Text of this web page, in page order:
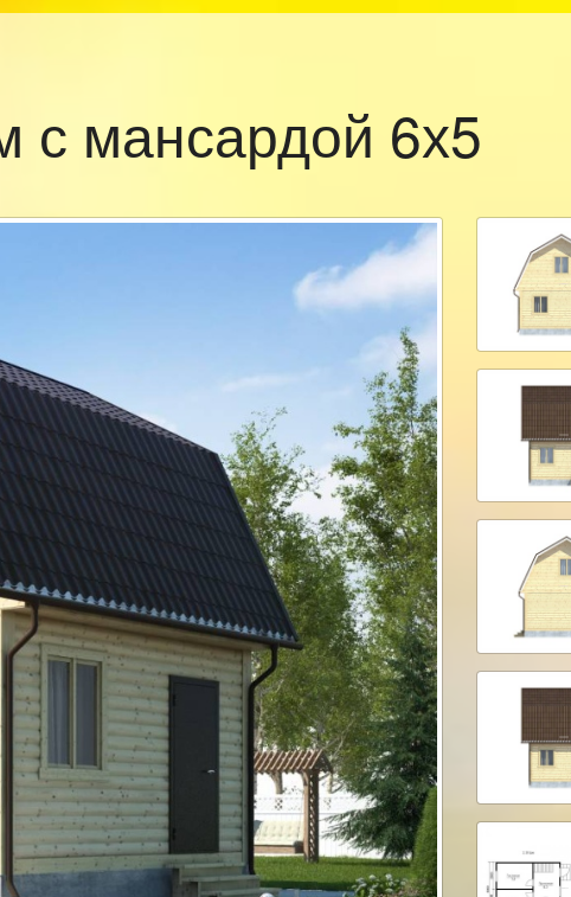
мансардой 6х5